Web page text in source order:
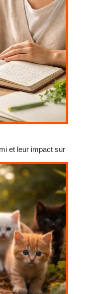
et leur impact sur